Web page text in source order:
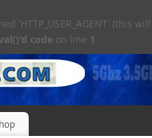
'HTTP_USER_AGENT' (this
code on line 1